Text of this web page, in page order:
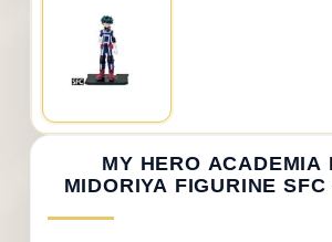
MY HERO ACADEMIA
MIDORIYA FIGURINE